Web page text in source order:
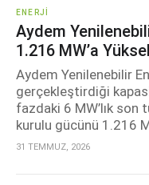
ENERJI
Aydem
1.216 MW’a
Aydem Yenilenebilir
gerçekleştirdiği
fazdaki 6 MW’lık
kurulu gücünü 1.216
31 TEMMUZ, 2026